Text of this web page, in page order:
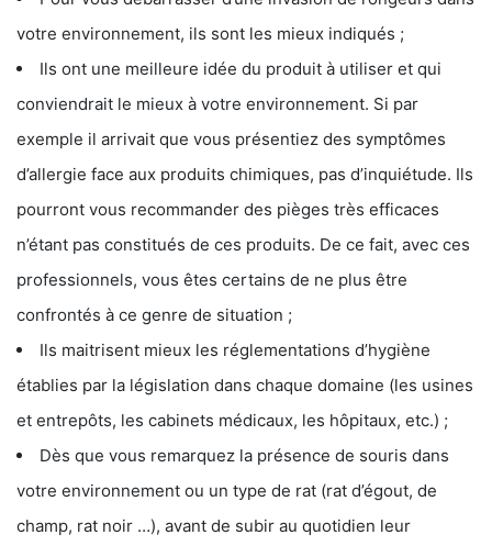
votre environnement, ils sont les mieux indiqués ;
Ils ont une meilleure idée du produit à utiliser et qui
conviendrait le mieux à votre environnement. Si par
exemple il arrivait que vous présentiez des symptômes
d’allergie face aux produits chimiques, pas d’inquiétude. Ils
pourront vous recommander des pièges très efficaces
n’étant pas constitués de ces produits. De ce fait, avec ces
professionnels, vous êtes certains de ne plus être
confrontés à ce genre de situation ;
Ils maitrisent mieux les réglementations d’hygiène
établies par la législation dans chaque domaine (les usines
et entrepôts, les cabinets médicaux, les hôpitaux, etc.) ;
Dès que vous remarquez la présence de souris dans
votre environnement ou un type de rat (rat d’égout, de
champ, rat noir …), avant de subir au quotidien leur